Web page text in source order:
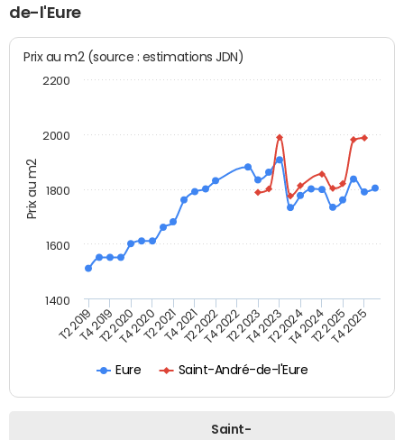
de-l'Eure
Prix au m2
Prix au m2 (source : estimations JDN)
Eure Saint-André-de-l'Eure
T2 2019T4 2019T2 2020T4 2020T2 2021T4 2021T2 2022T4 2022T2 2023T4 2023T2 2024T4 2024T2 2025T4 2025
1400
1600
1800
2000
2200
Saint-